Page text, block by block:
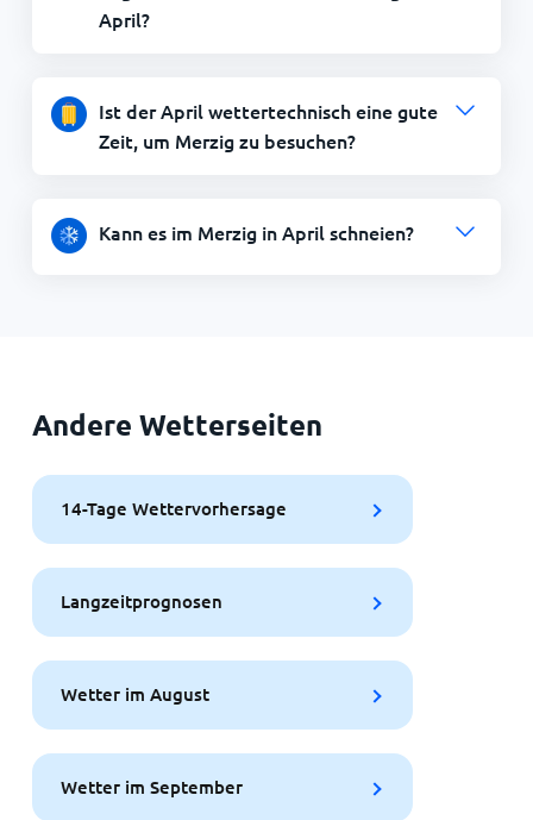
April?
Ist der April wettertechnisch eine gute
Zeit, um Merzig zu besuchen?
Kann es im Merzig in April schneien?
Andere Wetterseiten
14-Tage Wettervorhersage
Langzeitprognosen
Wetter im August
Wetter im September